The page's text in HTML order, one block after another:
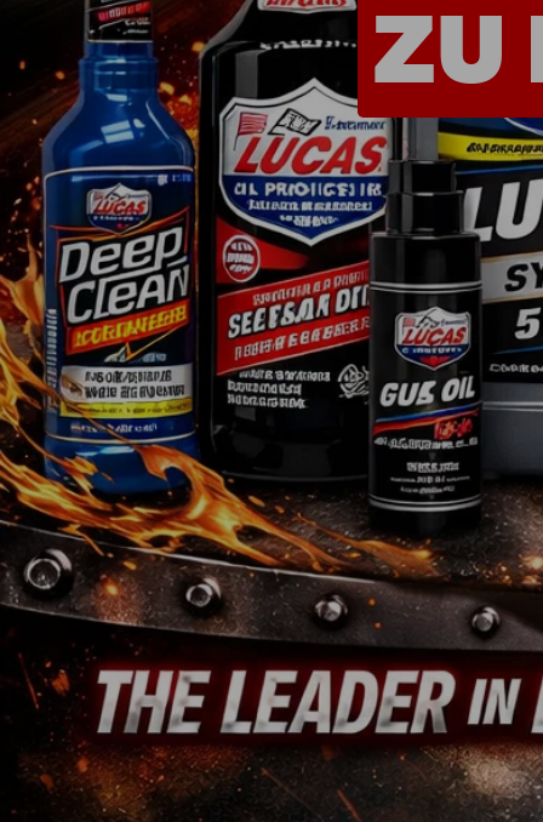
Universelle Teile
Motorenteile
Werkzeug
Farben & Lacke
Non.Automotive
Sonderposten
Teileanfrage
Jedes Logo ist Eigentum des jeweiligen Inhabers. Das GM®-, Chrysler®-, Jeep®-